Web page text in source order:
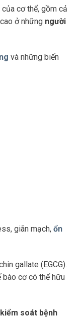
cơ thể, gồm cả
ở những người
và những biến
giãn mạch, ổn
gallate (EGCG).
bào cơ có thể hữu
kiểm soát bệnh